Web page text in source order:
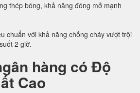
thép bóng, khả năng đóng mở mạnh
chuẩn với khả năng chống cháy vượt trội
2 giờ.
hàng có Độ
Cao